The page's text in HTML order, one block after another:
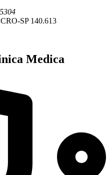
SP 140.613
Medica